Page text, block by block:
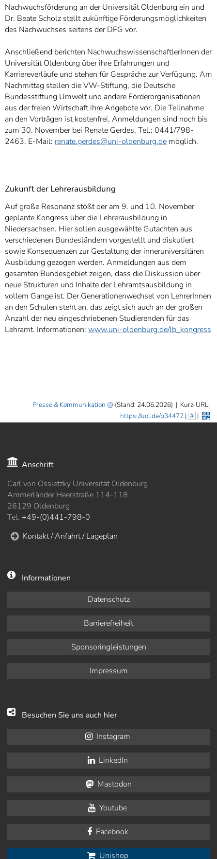
Nachwuchsförderung an der Universität Oldenburg ein und
Dr. Beate Scholz stellt zukünftige Förderungsmöglichkeiten
des Nachwuchses seitens der DFG vor.
Anschließend berichten NachwuchswissenschaftlerInnen der
Universität Oldenburg über ihre Erfahrungen und
Karriereverläufe und stehen für Gespräche zur Verfügung. Am
Nachmittag stellen die VW-Stiftung, die Deutsche
Bundesstiftung Umwelt und andere Förderorganisationen
aus der freien Wirtschaft ihre Angebote vor. Die Teilnahme
an den Vorträgen ist kostenfrei, Anmeldungen sind noch bis
zum 30. November bei Renate Gerdes, Tel.: 0441/798-
2463, E-Mail: renate.gerdes@uni-oldenburg.de möglich.
Zukunft der Lehrerausbildung
Auf große Resonanz stößt der am 9. und 10. November
geplante Kongress über die Lehrerausbildung in
Niedersachsen. Hier sollen ausgewählte Gutachten aus
verschiedenen Bundesländern vorgestellt und diskutiert
sowie Konsequenzen zur Gestaltung der inneruniversitären
Ausbildung gezogen werden. Anmeldungen aus dem
gesamten Bundesgebiet zeigen, dass die Diskussion über
neue Strukturen und Inhalte der Lehramtsausbildung in
vollem Gange ist. Der Generationenwechsel von LehrerInnen
an den Schulen steht an, das zeigt sich auch an der großen
Anzahl der neu eingeschriebenen Studierenden für das
Lehramt. Informationen: www.uni-oldenburg.de/lb_kongress
Presse & Kommunikation (Stand: 24.06.2026) | Kurz-URL:
https://uol.de/p34472| # |
Anschrift
Carl von Ossietzky Universität Oldenburg
Ammerländer Heerstraße 114-118
26129 Oldenburg
Tel. +49-(0)441-798-0
Kontakt / Anfahrt / Lageplan
Informationen
Datenschutz
Barrierefreiheit
Sponsoringleistungen
Impressum
Besuchen Sie uns auch hier
Instagram
LinkedIn
Mastodon
Youtube
Facebook
Unishop